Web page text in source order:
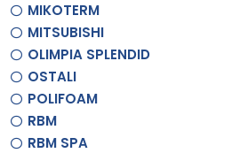
MIKOTERM
MITSUBISHI
OLIMPIA SPLENDID
OSTALI
POLIFOAM
RBM
RBM SPA